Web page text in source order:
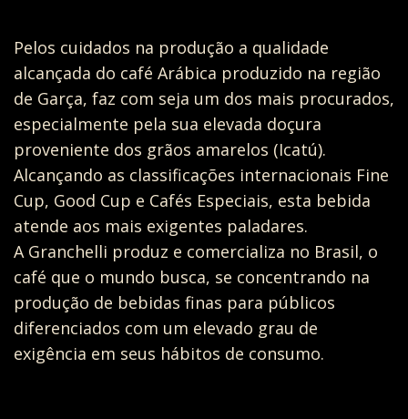
Pelos cuidados na produção a qualidade
alcançada do café Arábica produzido na região
de Garça, faz com seja um dos mais procurados,
especialmente pela sua elevada doçura
proveniente dos grãos amarelos (Icatú).
Alcançando as classificações internacionais Fine
Cup, Good Cup e Cafés Especiais, esta bebida
atende aos mais exigentes paladares.
A Granchelli produz e comercializa no Brasil, o
café que o mundo busca, se concentrando na
produção de bebidas finas para públicos
diferenciados com um elevado grau de
exigência em seus hábitos de consumo.